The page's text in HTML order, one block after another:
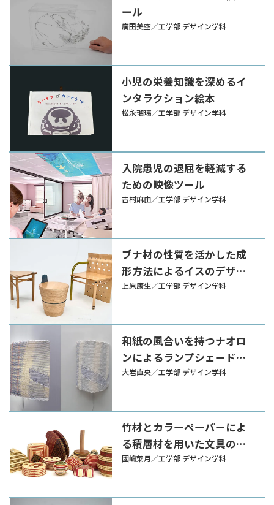
ール
廣田美空／工学部 デザイン学科
小児の栄養知識を深めるイ
ンタラクション絵本
松永瑠璃／工学部 デザイン学科
入院患児の退屈を軽減する
ための映像ツール
吉村麻由／工学部 デザイン学科
ブナ材の性質を活かした成
形方法によるイスのデザイ
ン
上原康生／工学部 デザイン学科
和紙の風合いを持つナオロ
ンによるランプシェードの
提案
大岩直央／工学部 デザイン学科
竹材とカラーペーパーによ
る積層材を用いた文具のデ
ザイン
國嶋菜月／工学部 デザイン学科